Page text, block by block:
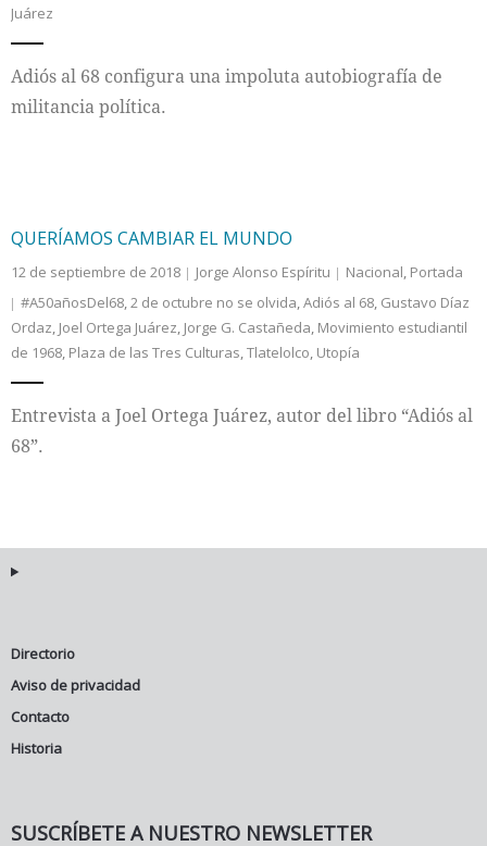
Juárez
Adiós al 68 configura una impoluta autobiografía de
militancia política.
QUERÍAMOS CAMBIAR EL MUNDO
12 de septiembre de 2018 Jorge Alonso Espíritu Nacional, Portada
#A50añosDel68,2 de octubre no se olvida,Adiós al 68, Gustavo Díaz
Ordaz, Joel Ortega Juárez, Jorge G. Castañeda, Movimiento estudiantil
de 1968, Plaza de las Tres Culturas,Tlatelolco, Utopía
Entrevista a Joel Ortega Juárez, autor del libro “Adiós al
68”.
Directorio
Aviso de privacidad
Contacto
Historia
SUSCRÍBETE A NUESTRO NEWSLETTER